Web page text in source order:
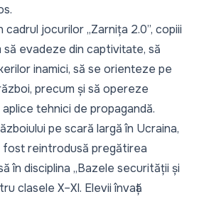
jocurilor „Zarnița 2.0”, copiii
evadeze din captivitate, să
inamici, să se orienteze pe
precum și să opereze
tehnici de propagandă.
pe scară largă în Ucraina,
fost reintrodusă pregătirea
în disciplina „Bazele securității și
clasele X–XI. Elevii învață